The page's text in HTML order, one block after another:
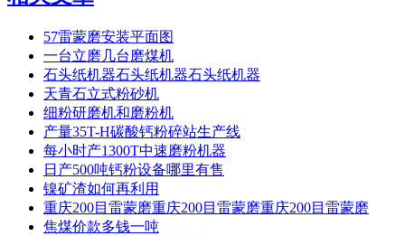
57雷蒙磨安装平面图
一台立磨几台磨煤机
石头纸机器石头纸机器石头纸机器
天青石立式粉砂机
细粉研磨机和磨粉机
产量35T-H碳酸钙粉碎站生产线
每小时产1300T中速磨粉机器
日产500吨钙粉设备哪里有售
镍矿渣如何再利用
重庆200目雷蒙磨重庆200目雷蒙磨重庆200目雷蒙磨
焦煤价款多钱一吨